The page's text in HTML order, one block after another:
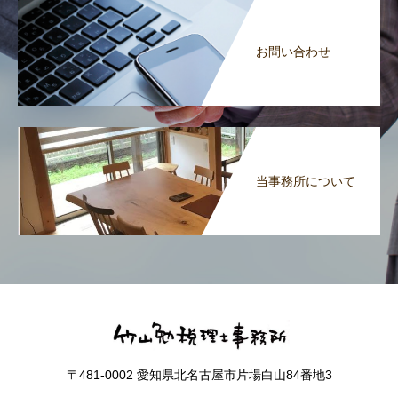
お問い合わせ
当事務所について
〒481-0002 愛知県北名古屋市片場白山84番地3